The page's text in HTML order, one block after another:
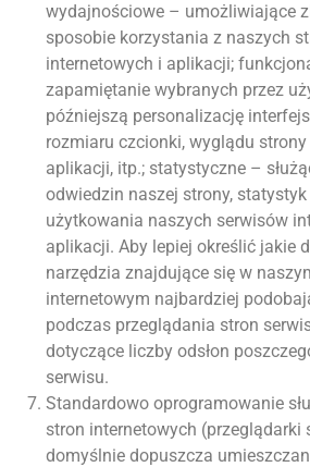
wydajnościowe – umożliwiające
sposobie korzystania z naszych
internetowych i aplikacji;
zapamiętanie wybranych przez
późniejszą personalizację
rozmiaru czcionki, wyglądu
aplikacji, itp.; statystyczne –
odwiedzin naszej strony,
użytkowania naszych serwisów
aplikacji. Aby lepiej określić jakie
narzędzia znajdujące się w
internetowym najbardziej
podczas przeglądania stron
dotyczące liczby odsłon
serwisu.
Standardowo oprogramowanie
stron internetowych (przeglądarki
domyślnie dopuszcza